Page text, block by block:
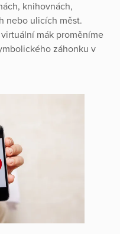
knihovnách,
nebo ulicích měst.
mák proměníme
záhonku v